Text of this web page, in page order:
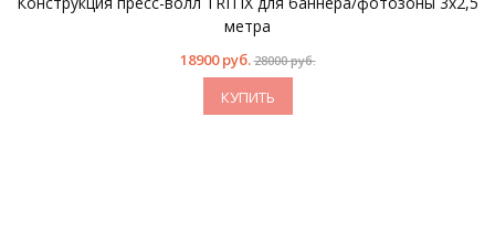
метра
18900 руб. 28000 руб.
КУПИТЬ